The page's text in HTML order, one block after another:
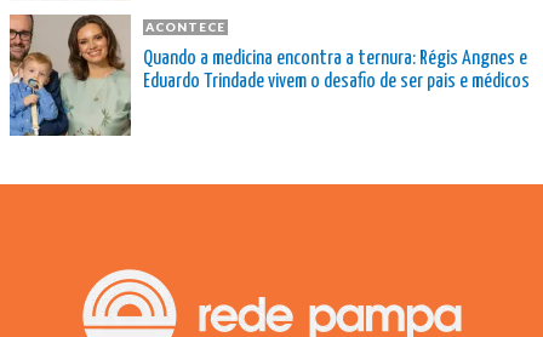
ACONTECE
Quando a medicina encontra a ternura: Régis Angnes e
Eduardo Trindade vivem o desafio de ser pais e médicos